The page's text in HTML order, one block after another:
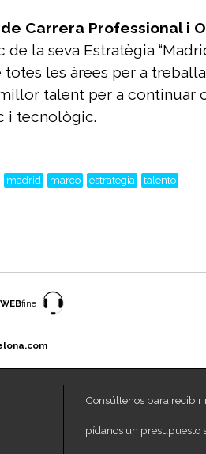
Carrera Professional i
la seva Estratègia
les àrees per a
talent per a continuar
i tecnològic.
madrid marco estrategia talento
WEBfine
Consúltenos para recibir
pídanos un presupuesto